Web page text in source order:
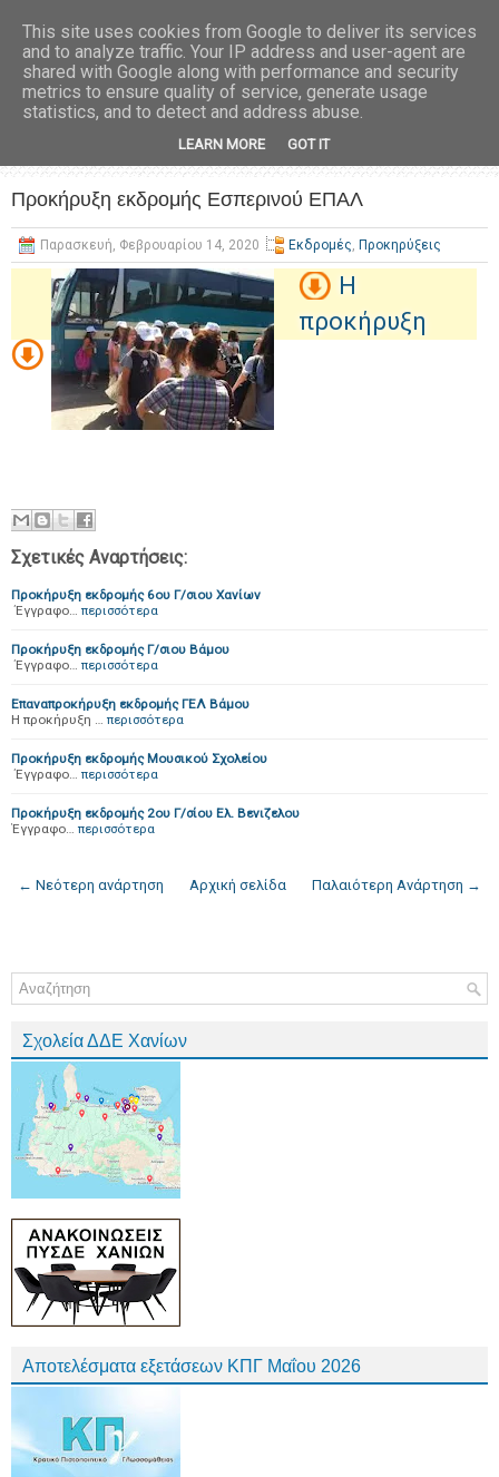
Προκήρυξη εκδρομής Εσπερινού ΕΠΑΛ
Παρασκευή, Φεβρουαρίου 14, 2020 Εκδρομές, Προκηρύξεις
Η
προκήρυξη
Σχετικές Αναρτήσεις:
Προκήρυξη εκδρομής 6ου Γ/σιου Χανίων
Έγγραφο… περισσότερα
Προκήρυξη εκδρομής Γ/σιου Βάμου
Έγγραφο… περισσότερα
Επαναπροκήρυξη εκδρομής ΓΕΛ Βάμου
H προκήρυξη … περισσότερα
Προκήρυξη εκδρομής Μουσικού Σχολείου
Έγγραφο… περισσότερα
Προκήρυξη εκδρομής 2ου Γ/σίου Ελ. Βενιζελου
Έγγραφο… περισσότερα
← Νεότερη ανάρτηση Παλαιότερη Ανάρτηση →
Αρχική σελίδα
Σχολεία ΔΔΕ Χανίων
Αποτελέσματα εξετάσεων ΚΠΓ Μαΐου 2026
This site uses cookies from Google to deliver its services
and to analyze traffic. Your IP address and user-agent are
shared with Google along with performance and security
metrics to ensure quality of service, generate usage
statistics, and to detect and address abuse.
LEARN MORE GOT IT